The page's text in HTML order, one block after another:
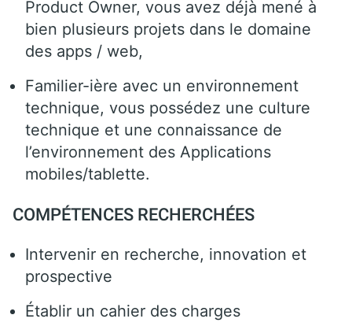
Product Owner, vous avez déjà mené à
bien plusieurs projets dans le domaine
des apps / web,
Familier-ière avec un environnement
technique, vous possédez une culture
technique et une connaissance de
l’environnement des Applications
mobiles/tablette.
COMPÉTENCES RECHERCHÉES
Intervenir en recherche, innovation et
prospective
Établir un cahier des charges